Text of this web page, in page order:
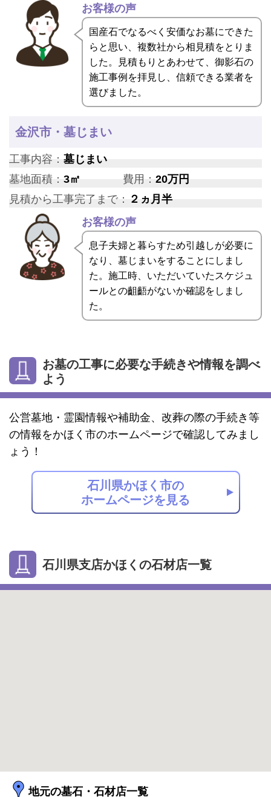
お客様の声
国産石でなるべく安価なお墓にできた
らと思い、複数社から相見積をとりま
した。見積もりとあわせて、御影石の
施工事例を拝見し、信頼できる業者を
選びました。
金沢市・墓じまい
工事内容： 墓じまい
墓地面積： 3㎡ 費用：20万円
見積から工事完了まで： ２ヵ月半
お客様の声
息子夫婦と暮らすため引越しが必要に
なり、墓じまいをすることにしまし
た。施工時、いただいていたスケジュ
ールとの齟齬がないか確認をしまし
た。
お墓の工事に必要な手続きや情報を調べ
よう
公営墓地・霊園情報や補助金、改葬の際の手続き等
の情報をかほく市のホームページで確認してみまし
ょう！
石川県かほく市の
ホームページを見る
石川県支店かほくの石材店一覧
地元の墓石・石材店一覧